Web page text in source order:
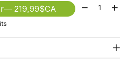
— 219,99$CA Quantité: